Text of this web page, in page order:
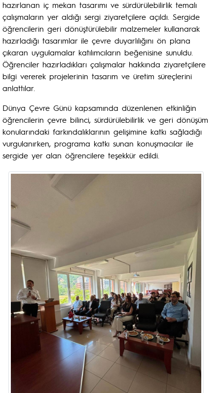
hazırlanan iç mekan tasarımı ve sürdürülebilirlik temalı
çalışmaların yer aldığı sergi ziyaretçilere açıldı. Sergide
öğrencilerin geri dönüştürülebilir malzemeler kullanarak
hazırladığı tasarımlar ile çevre duyarlılığını ön plana
çıkaran uygulamalar katılımcıların beğenisine sunuldu.
Öğrenciler hazırladıkları çalışmalar hakkında ziyaretçilere
bilgi vererek projelerinin tasarım ve üretim süreçlerini
anlattılar.
Dünya Çevre Günü kapsamında düzenlenen etkinliğin
öğrencilerin çevre bilinci, sürdürülebilirlik ve geri dönüşüm
konularındaki farkındalıklarının gelişimine katkı sağladığı
vurgulanırken, programa katkı sunan konuşmacılar ile
sergide yer alan öğrencilere teşekkür edildi.